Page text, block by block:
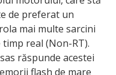
de preferat un
mai multe sarcini
real (Non-RT).
răspunde acestei
flash de mare